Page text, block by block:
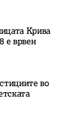
Крива
е врвен
во